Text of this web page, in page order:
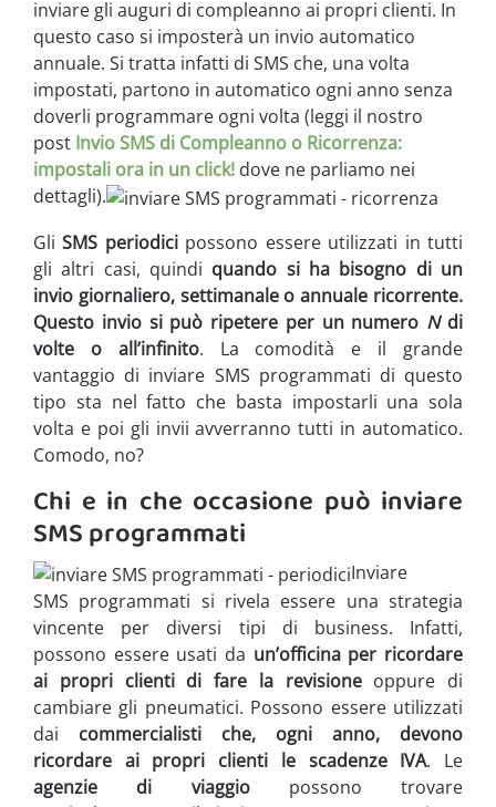
inviare gli auguri di compleanno ai propri clienti. In
questo caso si imposterà un invio automatico
annuale. Si tratta infatti di SMS che, una volta
impostati, partono in automatico ogni anno senza
doverli programmare ogni volta (leggi il nostro
post Invio SMS di Compleanno o Ricorrenza:
impostali ora in un click! dove ne parliamo nei
dettagli).
GliSMS periodicipossono essere utilizzati in tutti
gli altri casi, quindi quando si ha bisogno di un
invio giornaliero, settimanale o annuale ricorrente.
Questo invio si può ripetere per un numero Ndi
volte o all’infinito. La comodità e il grande
vantaggio di inviare SMS programmati di questo
tipo sta nel fatto che basta impostarli una sola
volta e poi gli invii avverranno tutti in automatico.
Comodo, no?
Chi e in che occasione può inviare
SMS programmati
Inviare
SMS programmati si rivela essere una strategia
vincente per diversi tipi di business. Infatti,
possono essere usati da un’officina per ricordare
ai propri clienti di fare la revisioneoppure di
cambiare gli pneumatici. Possono essere utilizzati
dai commercialisti che, ogni anno, devono
ricordare ai propri clienti le scadenze IVA. Le
agenzie di viaggiopossono trovare